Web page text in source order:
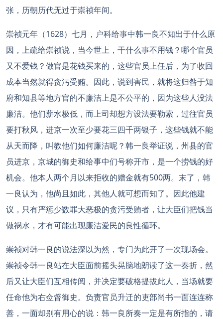
张，历朝历代无过于崇祯年间。
崇祯元年（1628）七月，户科给事中韩一良不知出于什么原
因，上疏给崇祯说，当今世上，干什么事不用钱？哪个官员
又不爱钱？做官是花钱买来的，这些官员上任后，为了收回
成本当然就得贪污受贿。因此，说到害民，就将这归咎于知
府和知县等地方官的不廉洁上是不公平的，因为这些人没法
廉洁。他们薪水极低，而上司却想方设法要勒索，过往官员
要打秋风，进京一次至少要花三四千两银子，这些钱就不能
从天而降，叫教他们如何廉洁呢？韩一良举证说，州县的官
员进京，京城的御史和给事中们号称开市，是一个捞钱的好
机会。他本人两个月以来拒收的赠金就有500两。末了，韩
一良认为，他尚且如此，其他人就可想而知了。因此他建
议，只有严惩少数罪大恶极的贪污受贿者，让大臣们把钱当
做祸水，才有可能出现廉洁爱民的良性循环。
崇祯对韩一良的说法深以为然，专门为此开了一次现场会。
崇祯令韩一良站在大臣面前摇头晃脑地朗读了这一奏折，然
后又让大臣们互相传阅，并决定要破格提拔此人，当场就要
任命他为右佥督御史。负责官员升迁的吏部尚书一面连连称
善，一面却别有用心的说：韩一良所奏一定是有所指的，请